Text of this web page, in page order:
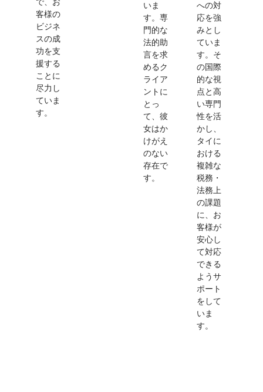
客様の
ビジネ
スの成
功を支
援する
ことに
尽力し
ていま
す。
いま
す。専
門的な
法的助
言を求
めるク
ライア
ントに
とっ
て、彼
女はか
けがえ
のない
存在で
す。
への対
応を強
みとし
ていま
す。そ
の国際
的な視
点と高
い専門
性を活
かし、
タイに
おける
複雑な
税務・
法務上
の課題
に、お
客様が
安心し
て対応
できる
ようサ
ポート
をして
いま
す。